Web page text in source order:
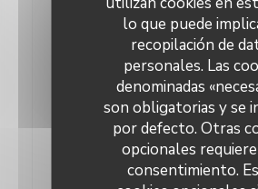
lo que puede
recopilación de
personales. Las
denominadas
son obligatorias y se
por defecto. Otras
opcionales
consentimiento.